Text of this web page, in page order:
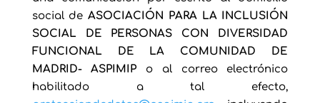
social deASOCIACIÓN PARA LA INCLUSIÓN
SOCIAL DE PERSONAS CON DIVERSIDAD
FUNCIONAL DE LA COMUNIDAD DE
MADRID- ASPIMIP o al correo electrónico
habilitado a tal efecto,